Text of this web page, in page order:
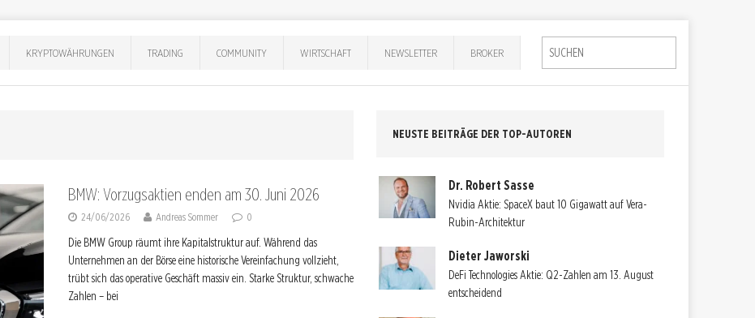
KRYPTOWÄHRUNGEN TRADING COMMUNITY WIRTSCHAFT NEWSLETTER BROKER
BMW: Vorzugsaktien enden am 30. Juni 2026
24/06/2026 Andreas Sommer 0
Die BMW Group räumt ihre Kapitalstruktur auf. Während das
Unternehmen an der Börse eine historische Vereinfachung vollzieht,
trübt sich das operative Geschäft massiv ein. Starke Struktur, schwache
Zahlen – bei
NEUSTE BEITRÄGE DER TOP-AUTOREN
Dr. Robert Sasse
Nvidia Aktie: SpaceX baut 10 Gigawatt auf Vera-
Rubin-Architektur
Dieter Jaworski
DeFi Technologies Aktie: Q2-Zahlen am 13. August
entscheidend